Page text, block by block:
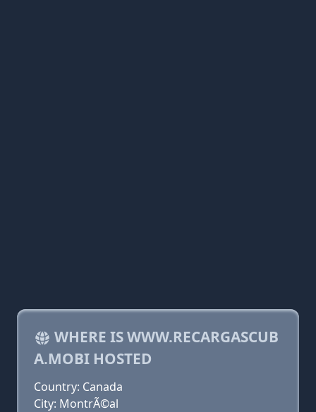
WHERE IS WWW.RECARGASCUB
A.MOBI HOSTED
Country: Canada
City: MontrÃ©al